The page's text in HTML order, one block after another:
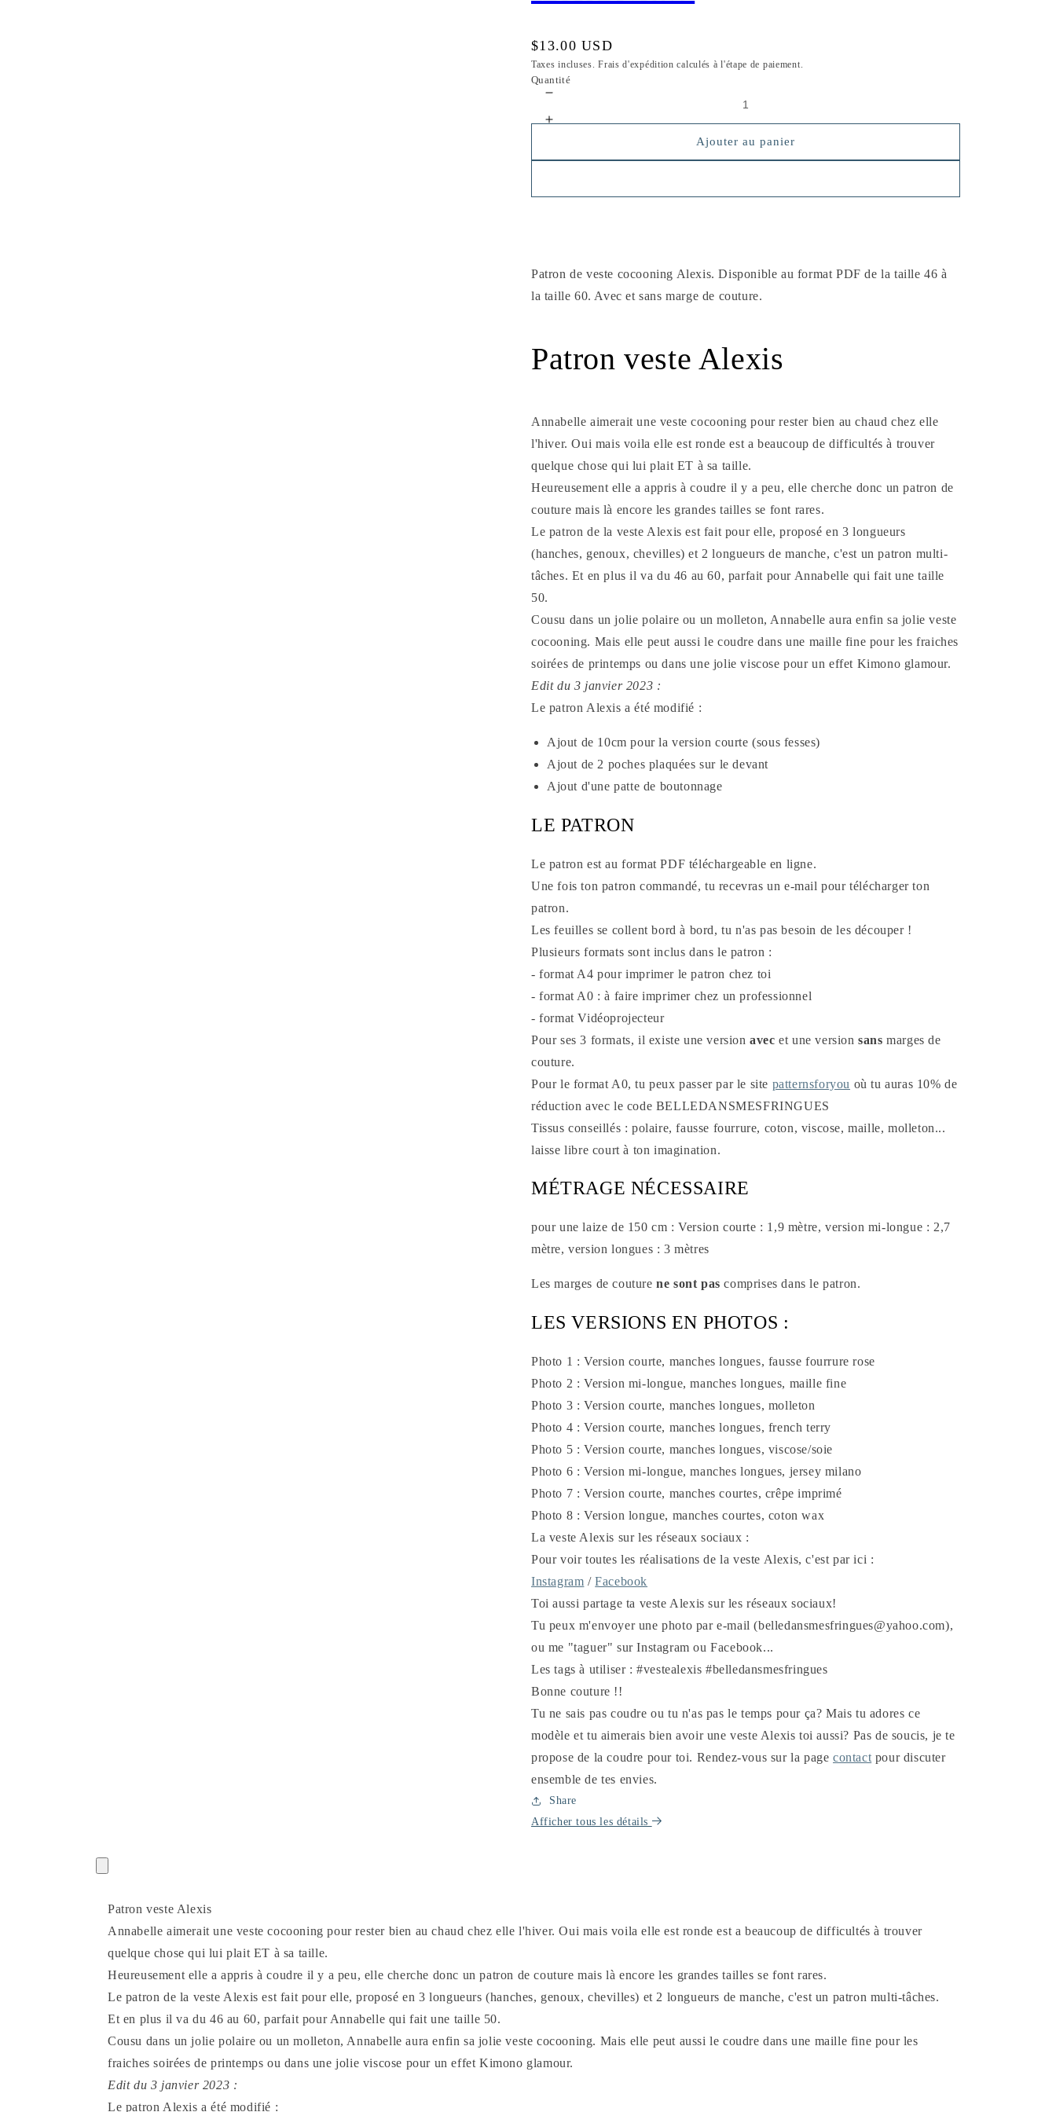
Prix
habituel
$13.00 USD
Taxes incluses. Frais d'expédition calculés à l'étape de paiement.
Quantité
la
Veste
Augmenter
quantité
Ajouter au panier
Patron de veste cocooning Alexis. Disponible au format PDF de la taille 46 à
la taille 60. Avec et sans marge de couture.
Patron veste Alexis
Annabelle aimerait une veste cocooning pour rester bien au chaud chez elle
l'hiver. Oui mais voila elle est ronde est a beaucoup de difficultés à trouver
quelque chose qui lui plait ET à sa taille.
Heureusement elle a appris à coudre il y a peu, elle cherche donc un patron de
couture mais là encore les grandes tailles se font rares.
Le patron de la veste Alexis est fait pour elle, proposé en 3 longueurs
(hanches, genoux, chevilles) et 2 longueurs de manche, c'est un patron multi-
tâches. Et en plus il va du 46 au 60, parfait pour Annabelle qui fait une taille
50.
Cousu dans un jolie polaire ou un molleton, Annabelle aura enfin sa jolie veste
cocooning. Mais elle peut aussi le coudre dans une maille fine pour les fraiches
soirées de printemps ou dans une jolie viscose pour un effet Kimono glamour.
Edit du 3 janvier 2023 :
Le patron Alexis a été modifié :
Ajout de 10cm pour la version courte (sous fesses)
Ajout de 2 poches plaquées sur le devant
Ajout d'une patte de boutonnage
LE PATRON
Le patron est au format PDF téléchargeable en ligne.
Une fois ton patron commandé, tu recevras un e-mail pour télécharger ton
patron.
Les feuilles se collent bord à bord, tu n'as pas besoin de les découper !
Plusieurs formats sont inclus dans le patron :
- format A4 pour imprimer le patron chez toi
- format A0 : à faire imprimer chez un professionnel
- format Vidéoprojecteur
Pour ses 3 formats, il existe une versionavec et une versionsans marges de
couture.
Pour le format A0, tu peux passer par le site patternsforyou où tu auras 10% de
réduction avec le code BELLEDANSMESFRINGUES
Tissus conseillés : polaire, fausse fourrure, coton, viscose, maille, molleton...
laisse libre court à ton imagination.
MÉTRAGE NÉCESSAIRE
pour une laize de 150 cm : Version courte : 1,9 mètre, version mi-longue : 2,7
mètre, version longues : 3 mètres
Les marges de couturene sont pas comprises dans le patron.
LES VERSIONS EN PHOTOS :
Photo 1 : Version courte, manches longues, fausse fourrure rose
Photo 2 : Version mi-longue, manches longues, maille fine
Photo 3 : Version courte, manches longues, molleton
Photo 4 : Version courte, manches longues, french terry
Photo 5 : Version courte, manches longues, viscose/soie
Photo 6 : Version mi-longue, manches longues, jersey milano
Photo 7 : Version courte, manches courtes, crêpe imprimé
Photo 8 : Version longue, manches courtes, coton wax
La veste Alexis sur les réseaux sociaux :
Pour voir toutes les réalisations de la veste Alexis, c'est par ici :
Instagram /Facebook
Toi aussi partage ta veste Alexis sur les réseaux sociaux!
Tu peux m'envoyer une photo par e-mail (belledansmesfringues@yahoo.com),
ou me "taguer" sur Instagram ou Facebook...
Les tags à utiliser : #vestealexis #belledansmesfringues
Bonne couture !!
Tu ne sais pas coudre ou tu n'as pas le temps pour ça? Mais tu adores ce
modèle et tu aimerais bien avoir une veste Alexis toi aussi? Pas de soucis, je te
propose de la coudre pour toi. Rendez-vous sur la pagecontact pour discuter
ensemble de tes envies.
Share
Afficher tous les détails
Patron veste Alexis
Annabelle aimerait une veste cocooning pour rester bien au chaud chez elle l'hiver. Oui mais voila elle est ronde est a beaucoup de difficultés à trouver
quelque chose qui lui plait ET à sa taille.
Heureusement elle a appris à coudre il y a peu, elle cherche donc un patron de couture mais là encore les grandes tailles se font rares.
Le patron de la veste Alexis est fait pour elle, proposé en 3 longueurs (hanches, genoux, chevilles) et 2 longueurs de manche, c'est un patron multi-tâches.
Et en plus il va du 46 au 60, parfait pour Annabelle qui fait une taille 50.
Cousu dans un jolie polaire ou un molleton, Annabelle aura enfin sa jolie veste cocooning. Mais elle peut aussi le coudre dans une maille fine pour les
fraiches soirées de printemps ou dans une jolie viscose pour un effet Kimono glamour.
Edit du 3 janvier 2023 :
Le patron Alexis a été modifié :